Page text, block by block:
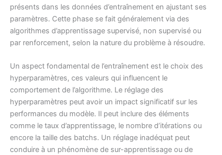
présents dans les données d’entraînement en ajustant ses
paramètres. Cette phase se fait généralement via des
algorithmes d’apprentissage supervisé, non supervisé ou
par renforcement, selon la nature du problème à résoudre.
Un aspect fondamental de l’entraînement est le choix des
hyperparamètres, ces valeurs qui influencent le
comportement de l’algorithme. Le réglage des
hyperparamètres peut avoir un impact significatif sur les
performances du modèle. Il peut inclure des éléments
comme le taux d’apprentissage, le nombre d’itérations ou
encore la taille des batchs. Un réglage inadéquat peut
conduire à un phénomène de sur-apprentissage ou de